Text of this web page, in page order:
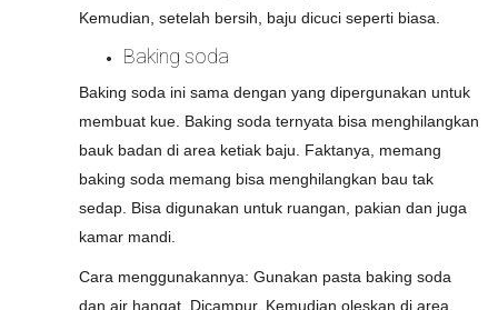
Kemudian, setelah bersih, baju dicuci seperti biasa.
Baking soda
Baking soda ini sama dengan yang dipergunakan untuk
membuat kue. Baking soda ternyata bisa menghilangkan
bauk badan di area ketiak baju. Faktanya, memang
baking soda memang bisa menghilangkan bau tak
sedap. Bisa digunakan untuk ruangan, pakian dan juga
kamar mandi.
Cara menggunakannya: Gunakan pasta baking soda
dan air hangat. Dicampur. Kemudian oleskan di area